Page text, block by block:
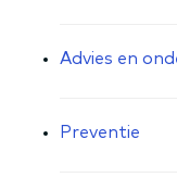
Advies en
Preventie